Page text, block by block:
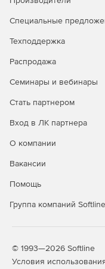
NTSC, MPEG-2
DVD-Video PAL,
HD форматы: TS,
DVD: DVD диски,
Исходные:
Видео форматы:
MOD, TOD, EVO
Аудио форматы:
M4A, MKA, MP2,
Конечные:
Специальные
Техподдержка
Распродажа
Семинары и вебинары
Стать партнером
Вход в ЛК партнера
О компании
Вакансии
Помощь
Группа компаний Softline
© 1993—2026 Softline
Условия